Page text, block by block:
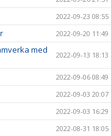
2022-09-23 08:55
2022-09-20 11:49
med
2022-09-13 18:13
2022-09-06 08:49
2022-09-03 20:07
2022-09-03 16:29
2022-08-31 18:05